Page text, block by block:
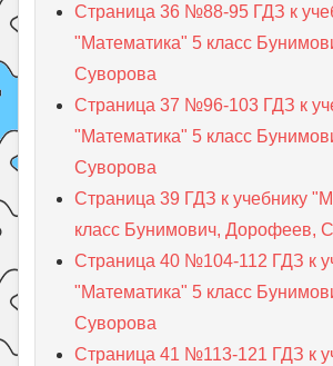
Страница 36 №88-95 ГДЗ к
"Математика" 5 класс
Суворова
Страница 37 №96-103 ГДЗ к
"Математика" 5 класс
Суворова
Страница 39 ГДЗ к учебнику
класс Бунимович, Дорофеев,
Страница 40 №104-112 ГДЗ к
"Математика" 5 класс
Суворова
Страница 41 №113-121 ГДЗ к